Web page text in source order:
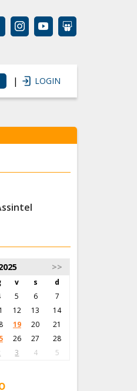
| LOGIN
>>
v s
d
5 6
7
12 13
14
19 20
21
26 27
28
3 4 5